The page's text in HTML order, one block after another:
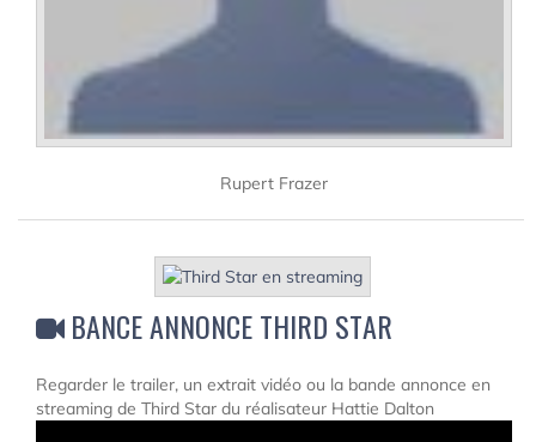
Rupert Frazer
BANCE ANNONCE THIRD STAR
Regarder le trailer, un extrait vidéo ou la bande annonce en
streaming de Third Star du réalisateur Hattie Dalton